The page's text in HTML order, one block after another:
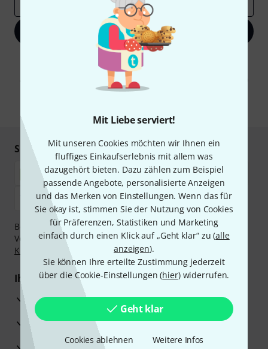
Mit Liebe serviert!
Mit unseren Cookies möchten wir Ihnen ein
fluffiges Einkaufserlebnis mit allem was
dazugehört bieten. Dazu zählen zum Beispiel
passende Angebote, personalisierte Anzeigen
und das Merken von Einstellungen. Wenn das für
Sie okay ist, stimmen Sie der Nutzung von Cookies
für Präferenzen, Statistiken und Marketing
einfach durch einen Klick auf „Geht klar“ zu (alle
anzeigen).
Sie können Ihre erteilte Zustimmung jederzeit
über die Cookie-Einstellungen (hier) widerrufen.
Geht klar
Cookies ablehnen Weitere Infos
Jetzt anmelden
Mit Klick auf „Jetzt anmelden“ stimmen Sie dem Erhalt von E-Mail-
Werbung und einer Messung des E-Mail-Nutzungsverhaltens zu. Die
Abmeldung ist jederzeit möglich. Weitere Informationen finden Sie in
unserenDatenschutzhinweisen
Sicher einkaufen & bezahlen
Bezahlen Sie vertraulich und sicher per Nachnahme,
Vorkasse, PayPal, Amazon Pay,Klarna Sofort bezahlen
Klarna Ratenzahlung
oder Kreditkarte.
Ihre Vorteile
3 Jahre Thomann Garantie
30 Tage Money-Back-Garantie
Reparaturservice